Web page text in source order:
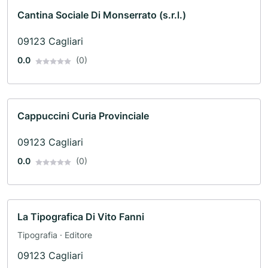
Cantina Sociale Di Monserrato (s.r.l.)
09123 Cagliari
0.0 (0)
Cappuccini Curia Provinciale
09123 Cagliari
0.0 (0)
La Tipografica Di Vito Fanni
Tipografia · Editore
09123 Cagliari